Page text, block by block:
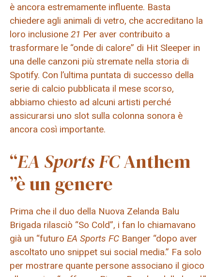
è ancora estremamente influente. Basta
chiedere agli animali di vetro, che accreditano la
loro inclusione 21 Per aver contribuito a
trasformare le “onde di calore” di Hit Sleeper in
una delle canzoni più stremate nella storia di
Spotify. Con l’ultima puntata di successo della
serie di calcio pubblicata il mese scorso,
abbiamo chiesto ad alcuni artisti perché
assicurarsi uno slot sulla colonna sonora è
ancora così importante.
“EA Sports FCAnthem
”è un genere
Prima che il duo della Nuova Zelanda Balu
Brigada rilasciò “So Cold”, i fan lo chiamavano
già un “futuro EA Sports FC Banger “dopo aver
ascoltato uno snippet sui social media.” Fa solo
per mostrare quante persone associano il gioco